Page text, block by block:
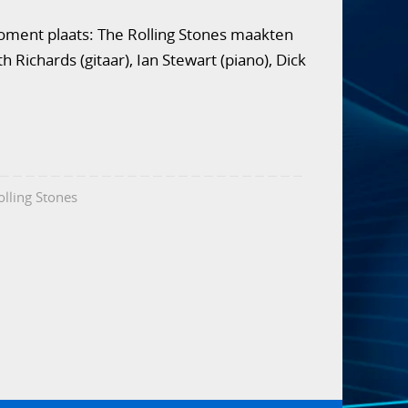
plaats: The Rolling Stones maakten
Richards (gitaar), Ian Stewart (piano), Dick
Stones